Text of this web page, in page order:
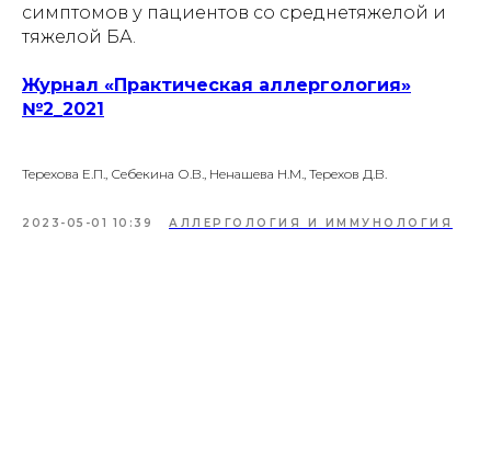
симптомов у пациентов со среднетяжелой и
тяжелой БА.
Журнал «Практическая аллергология»
№2_2021
Терехова Е.П., Себекина О.В., Ненашева Н.М., Терехов Д.В.
2023-05-01 10:39 АЛЛЕРГОЛОГИЯ И ИММУНОЛОГИЯ